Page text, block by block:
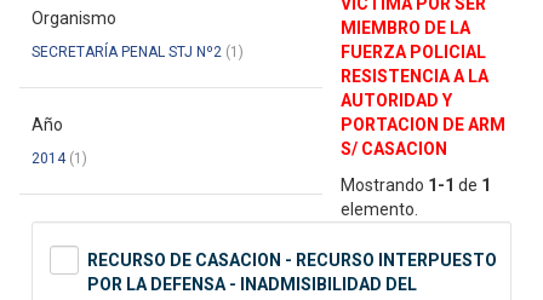
Organismo
SECRETARÍA PENAL STJ Nº2 (1)
Año
2014(1)
VÍCTIMA POR SER
MIEMBRO DE LA
FUERZA POLICIAL
RESISTENCIA A LA
AUTORIDAD Y
PORTACION DE ARM
S/ CASACION
Mostrando 1-1 de 1
elemento.
RECURSO DE CASACION - RECURSO INTERPUESTO
POR LA DEFENSA - INADMISIBILIDAD DEL